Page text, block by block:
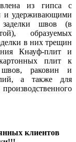
из гипса с
и удерживающими
заделки швов (в
образуемых
в них трещин
Кнауф-плит и
плит к
швов, раковин и
а также для
клиентов